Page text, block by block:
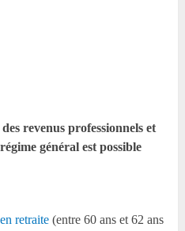
revenus professionnels et
général est possible
retraite(entre 60 ans et 62 ans